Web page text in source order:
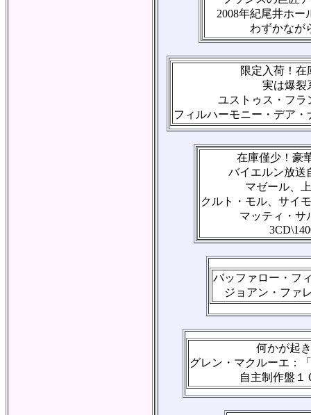
2008年紀尾井ホー
わずかなが
限定入荷！在
実は爆裂
ユストゥス・フラ
フィルハーモニー・デア
在庫僅少！豪
バイエルン放送
マゼール、
クルト・モル、サイ
マッティ・サ
バッファロー・フ
ジョアン・ファ
何かが起
グレン・マクルーエ：
自主制作盤１